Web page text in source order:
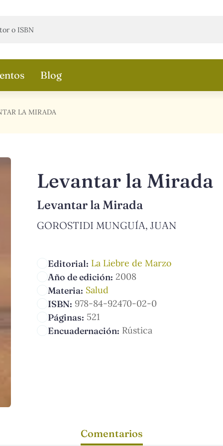
Blog
LA MIRADA
Levantar la Mirada
Levantar la Mirada
GOROSTIDI MUNGUÍA, JUAN
Editorial: La Liebre de Marzo
Año de edición: 2008
Materia: Salud
ISBN: 978-84-92470-02-0
Páginas: 521
Encuadernación: Rústica
Comentarios